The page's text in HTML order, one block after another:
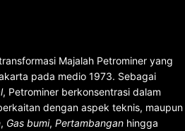
Majalah Petrominer yang
pada medio 1973. Sebagai
, Petrominer berkonsentrasi dalam
dengan aspek teknis, maupun
, Gas bumi, Pertambangan hingga